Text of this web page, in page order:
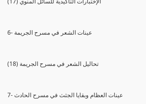
6- عينات الشعر في مسرح الجريمة
(18) تحاليل الشعر في مسرح الجريمة
7- عينات العظام وبقايا الجثث في مسرح الحادث